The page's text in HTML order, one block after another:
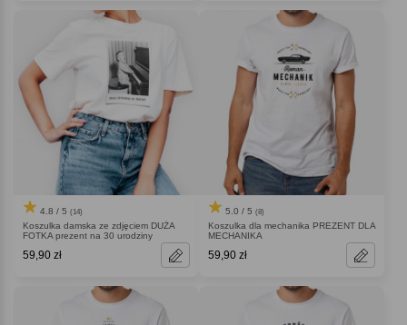
4.8 / 5 (14)
Koszulka damska ze zdjęciem DUŻA
FOTKA prezent na 30 urodziny
59,90 zł
5.0 / 5 (8)
Koszulka dla mechanika PREZENT DLA
MECHANIKA
59,90 zł